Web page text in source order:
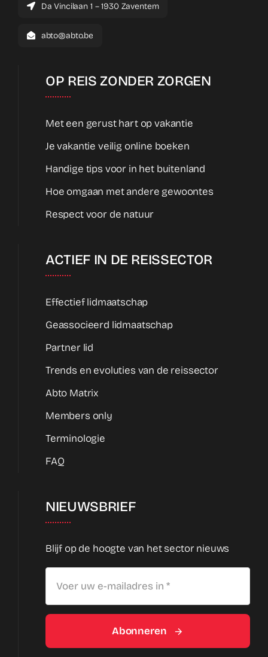
Da Vincilaan 1 – 1930 Zaventem
abto@abto.be
OP REIS ZONDER ZORGEN
Met een gerust hart op vakantie
Je vakantie veilig online boeken
Handige tips voor in het buitenland
Hoe omgaan met andere gewoontes
Respect voor de natuur
ACTIEF IN DE REISSECTOR
Effectief lidmaatschap
Geassocieerd lidmaatschap
Partner lid
Trends en evoluties van de reissector
Abto Matrix
Members only
Terminologie
FAQ
NIEUWSBRIEF
Blijf op de hoogte van het sector nieuws
Abonneren